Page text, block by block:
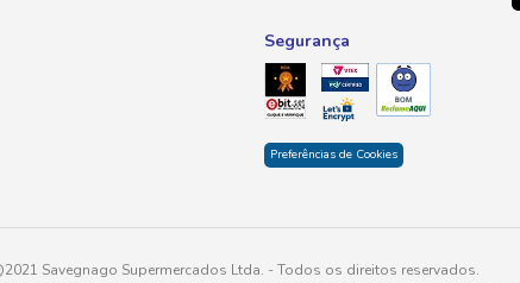
Segurança
Preferências de Cookies
Savegnago Supermercados Ltda. - Todos os direitos reservados.